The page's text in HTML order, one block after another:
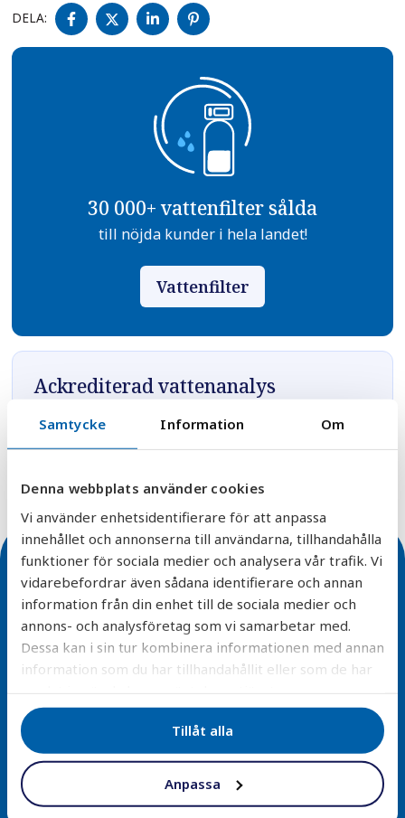
Samtycke Information Om
Denna webbplats använder cookies
Vi använder enhetsidentifierare för att anpassa
innehållet och annonserna till användarna, tillhandahålla
funktioner för sociala medier och analysera vår trafik. Vi
vidarebefordrar även sådana identifierare och annan
information från din enhet till de sociala medier och
annons- och analysföretag som vi samarbetar med.
Dessa kan i sin tur kombinera informationen med annan
information som du har tillhandahållit eller som de har
Tillåt alla
Anpassa
DELA:
DELA
PÅ
FACEBOOK
DELA
PÅ
TWITTER
DELA
PÅ
LINKEDIN
DELA
PÅ
PINTEREST
30 000+ vattenfilter sålda
till nöjda kunder i hela landet!
Vattenfilter
Ackrediterad vattenanalys
Mikrobiologisk - Metaller - Kemisk - Radon
Vattenanalys
Enkel installation
montering och minimal underhåll – vi erbjuder även
installationstjänster.
Läs mer